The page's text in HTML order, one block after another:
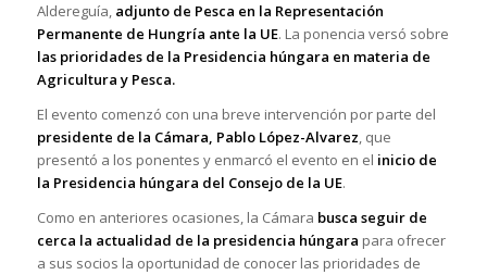
Aldereguía, adjunto de Pesca en la Representación
Permanente de Hungría ante la UE. La ponencia versó sobre
las prioridades de la Presidencia húngara en materia de
Agricultura y Pesca.
El evento comenzó con una breve intervención por parte del
presidente de la Cámara, Pablo López-Alvarez, que
presentó a los ponentes y enmarcó el evento en el inicio de
la Presidencia húngara del Consejo de la UE.
Como en anteriores ocasiones, la Cámara busca seguir de
cerca la actualidad de la presidencia húngara para ofrecer
a sus socios la oportunidad de conocer las prioridades de